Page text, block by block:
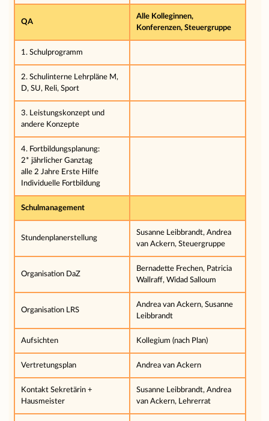
QA
Alle Kolleginnen,
Konferenzen, Steuergruppe
1. Schulprogramm
2. Schulinterne Lehrpläne M,
D, SU, Reli, Sport
3. Leistungskonzept und
andere Konzepte
4. Fortbildungsplanung:
2* jährlicher Ganztag
alle 2 Jahre Erste Hilfe
Individuelle Fortbildung
Schulmanagement
Stundenplanerstellung
Susanne Leibbrandt, Andrea
van Ackern, Steuergruppe
Organisation DaZ
Bernadette Frechen, Patricia
Wallraff, Widad Salloum
Organisation LRS
Andrea van Ackern, Susanne
Leibbrandt
Aufsichten Kollegium (nach Plan)
Vertretungsplan Andrea van Ackern
Kontakt Sekretärin +
Hausmeister
Susanne Leibbrandt, Andrea
van Ackern, Lehrerrat